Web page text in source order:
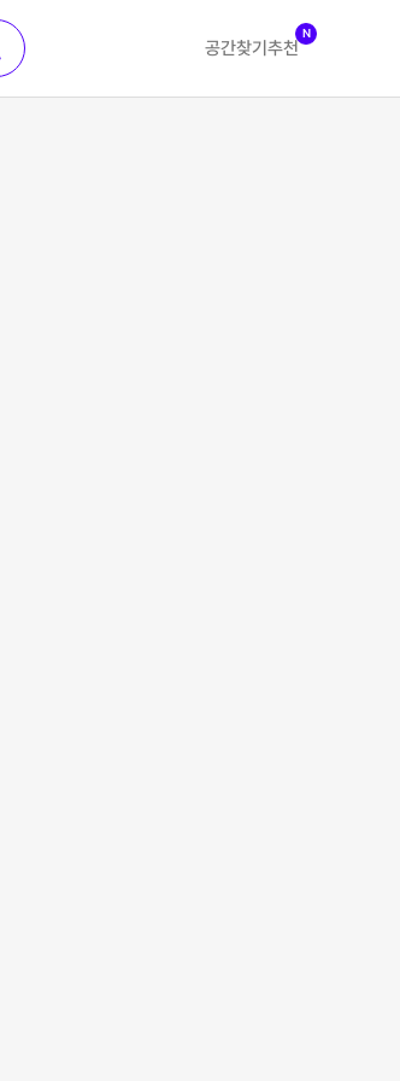
공간찾기 추천
N